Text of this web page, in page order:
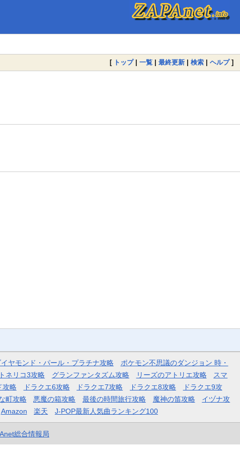
[ トップ| 一覧 | 最終更新 | 検索 | ヘルプ]
ヤモンド・パール・プラチナ攻略
ポケモン不思議のダンジョン 時・
ネリコ3攻略 グランファンタズム攻略 リーズのアトリエ攻略
スマ
攻略 ドラクエ6攻略 ドラクエ7攻略 ドラクエ8攻略
ドラクエ9攻
町攻略 悪魔の箱攻略 最後の時間旅行攻略 魔神の笛攻略
イヅナ攻
Amazon 楽天 J-POP最新人気曲ランキング100
総合情報局